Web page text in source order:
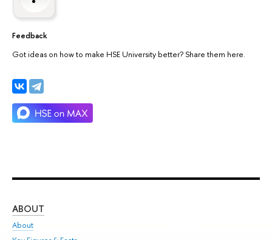
Feedback
Got ideas on how to make HSE University better? Share them here.
ABOUT
About